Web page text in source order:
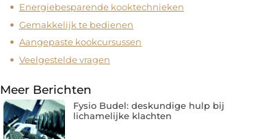
Energiebesparende kooktechnieken
Gemakkelijk te bedienen
Aangepaste kookcursussen
Veelgestelde vragen
Meer Berichten
Fysio Budel: deskundige hulp bij
lichamelijke klachten